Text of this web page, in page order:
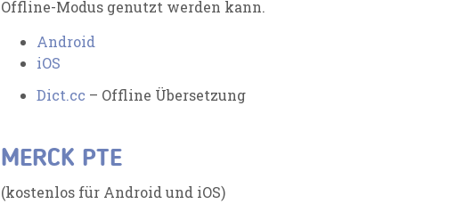
Offline-Modus genutzt werden kann.
Android
iOS
Dict.cc – Offline Übersetzung
MERCK PTE
(kostenlos für Android und iOS)